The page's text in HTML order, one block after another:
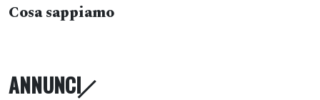
Cosa sappiamo
ANNUNCI